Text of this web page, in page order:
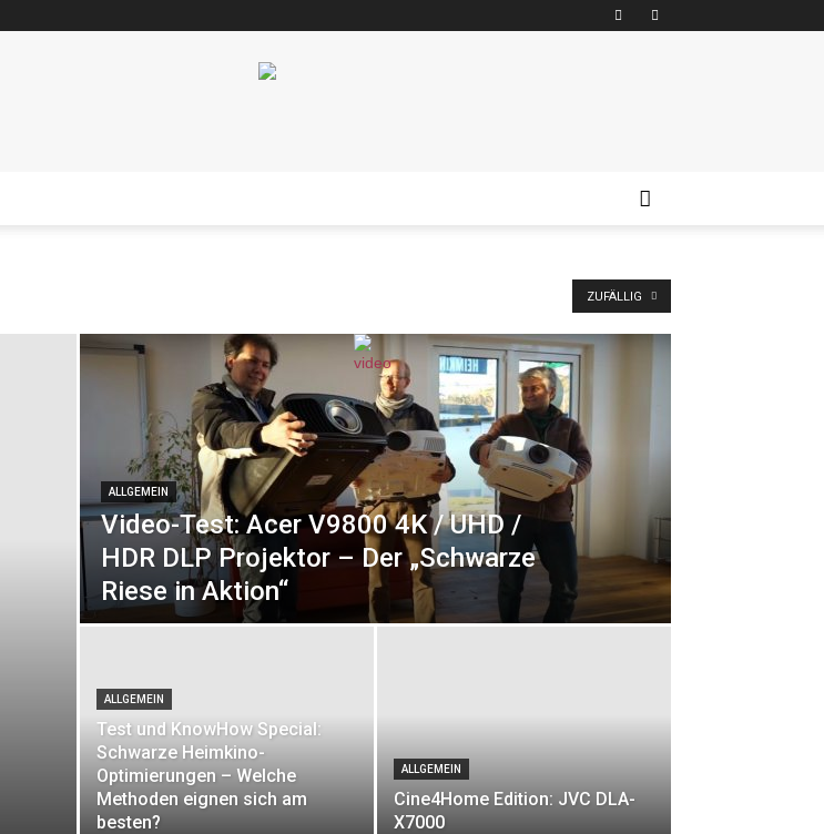
ZUFÄLLIG
ALLGEMEIN
Video-Test: Acer V9800 4K / UHD /
HDR DLP Projektor – Der „Schwarze
Riese in Aktion“
ALLGEMEIN
Test und KnowHow Special:
Schwarze Heimkino-
Optimierungen – Welche
Methoden eignen sich am
besten?
ALLGEMEIN
Cine4Home Edition: JVC DLA-
X7000